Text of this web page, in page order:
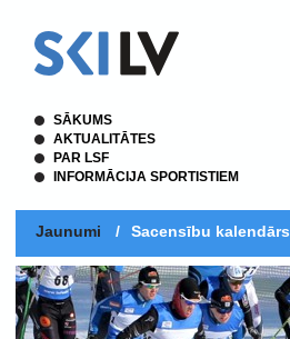
SĀKUMS
AKTUALITĀTES
PAR LSF
INFORMĀCIJA SPORTISTIEM
Jaunumi / Sacensību kalendārs